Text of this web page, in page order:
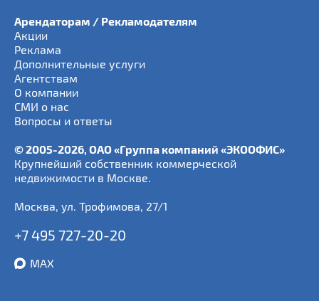
Арендаторам / Рекламодателям
Акции
Реклама
Дополнительные услуги
Агентствам
О компании
СМИ о нас
Вопросы и ответы
© 2005-2026, ОАО «Группа компаний «ЭКООФИС»
Крупнейший собственник коммерческой
недвижимости в Москве.
Москва, ул. Трофимова, 27/1
+7 495 727-20-20
MAX